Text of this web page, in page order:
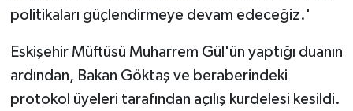
politikaları güçlendirmeye devam edeceğiz.'
Eskişehir Müftüsü Muharrem Gül'ün yaptığı duanın
ardından, Bakan Göktaş ve beraberindeki
protokol üyeleri tarafından açılış kurdelesi kesildi.